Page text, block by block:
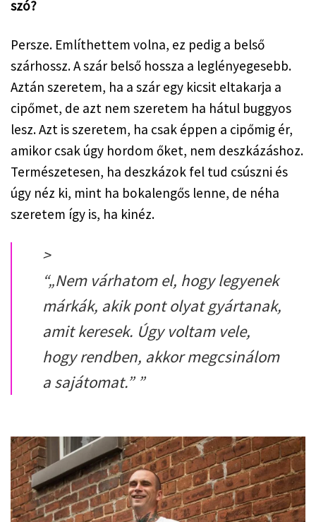
szó?
Persze. Említhettem volna, ez pedig a belső
szárhossz. A szár belső hossza a leglényegesebb.
Aztán szeretem, ha a szár egy kicsit eltakarja a
cipőmet, de azt nem szeretem ha hátul buggyos
lesz. Azt is szeretem, ha csak éppen a cipőmig ér,
amikor csak úgy hordom őket, nem deszkázáshoz.
Természetesen, ha deszkázok fel tud csúszni és
úgy néz ki, mint ha bokalengős lenne, de néha
szeretem így is, ha kinéz.
>
“„Nem várhatom el, hogy legyenek
márkák, akik pont olyat gyártanak,
amit keresek. Úgy voltam vele,
hogy rendben, akkor megcsinálom
a sajátomat.” ”